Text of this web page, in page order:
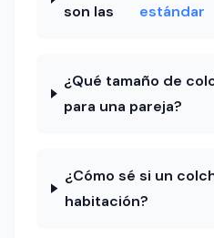
son las
estándar
¿Qué tamaño de
para una pareja?
¿Cómo sé si un
habitación?